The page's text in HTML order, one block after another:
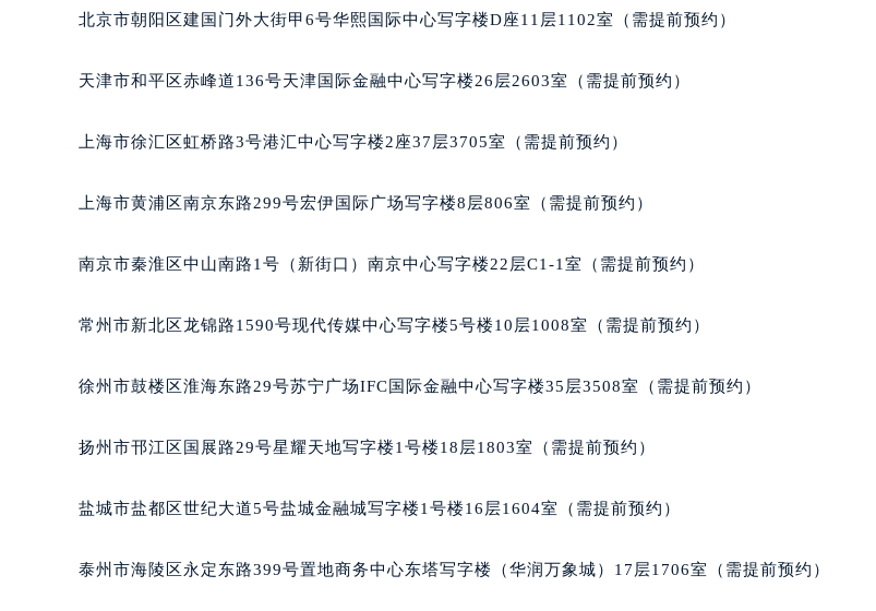
西安市碑林区南关正街88号华侨城长安国际中心E座6楼10室（需提前预约）
唐山市路南区新华东道100号万达广场写字楼A座10层1002室（需提前预约）
内蒙古自治区呼和浩特市玉泉区大学西街70号华润万象城写字楼（鄂尔多斯大厦）23层
重庆市解放碑渝中区民权路28号英利国际金融中心写字楼20层01室（需提前预约）
黑龙江省鹤岗市向阳区红军路法穆兰售后服务中心（需提前预约）
黑龙江省鸡西市鸡冠区红军路法穆兰售后服务中心（需提前预约）
黑龙江省牡丹江市东安区太平路法穆兰售后服务中心（需提前预约）
黑龙江省齐齐哈尔市龙沙区龙华路法穆兰售后服务中心（需提前预约）
黑龙江省绥化市北林区新华街与康庄路交叉口法穆兰售后服务中心（需提前预约）
吉林省白城市洮北区明仁南街法穆兰售后服务中心（需提前预约）
北京市朝阳区建国门外大街甲6号华熙国际中心写字楼D座11层1102室（需提前预约）
天津市和平区赤峰道136号天津国际金融中心写字楼26层2603室（需提前预约）
上海市徐汇区虹桥路3号港汇中心写字楼2座37层3705室（需提前预约）
上海市黄浦区南京东路299号宏伊国际广场写字楼8层806室（需提前预约）
南京市秦淮区中山南路1号（新街口）南京中心写字楼22层C1-1室（需提前预约）
常州市新北区龙锦路1590号现代传媒中心写字楼5号楼10层1008室（需提前预约）
徐州市鼓楼区淮海东路29号苏宁广场IFC国际金融中心写字楼35层3508室（需提前预约）
扬州市邗江区国展路29号星耀天地写字楼1号楼18层1803室（需提前预约）
盐城市盐都区世纪大道5号盐城金融城写字楼1号楼16层1604室（需提前预约）
泰州市海陵区永定东路399号置地商务中心东塔写字楼（华润万象城）17层1706室（需提前预约）